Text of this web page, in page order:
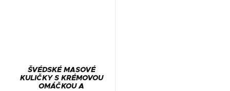
ŠVÉDSKÉ MASOVÉ
KULIČKY S KRÉMOVOU
OMÁČKOU A